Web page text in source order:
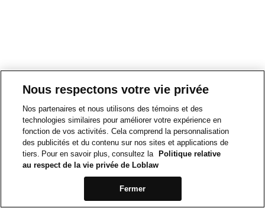
Nous respectons votre vie privée
Nos partenaires et nous utilisons des témoins et des
technologies similaires pour améliorer votre expérience en
fonction de vos activités. Cela comprend la personnalisation
des publicités et du contenu sur nos sites et applications de
tiers. Pour en savoir plus, consultez la
Politique relative
au respect de la vie privée de Loblaw
Fermer